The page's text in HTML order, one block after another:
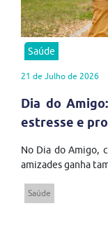
Saúde
21 de Julho de 2026
Dia do
estresse e
No Dia do Amigo,
amizades ganha
Saúde